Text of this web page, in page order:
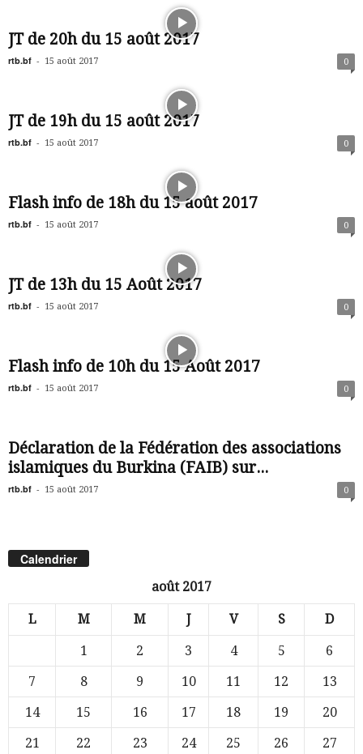
JT de 20h du 15 août 2017
rtb.bf - 15 août 2017 0
JT de 19h du 15 août 2017
rtb.bf - 15 août 2017 0
Flash info de 18h du 15 août 2017
rtb.bf - 15 août 2017 0
JT de 13h du 15 Août 2017
rtb.bf - 15 août 2017 0
Flash info de 10h du 15 Août 2017
rtb.bf - 15 août 2017 0
Déclaration de la Fédération des associations
islamiques du Burkina (FAIB) sur...
rtb.bf - 15 août 2017 0
Calendrier
août 2017
L M M J V S D
1 2 3 4 5
6
7
8 9 10 11 12
13
14
15 16 17 18 19
20
21
22 23 24 25 26
27